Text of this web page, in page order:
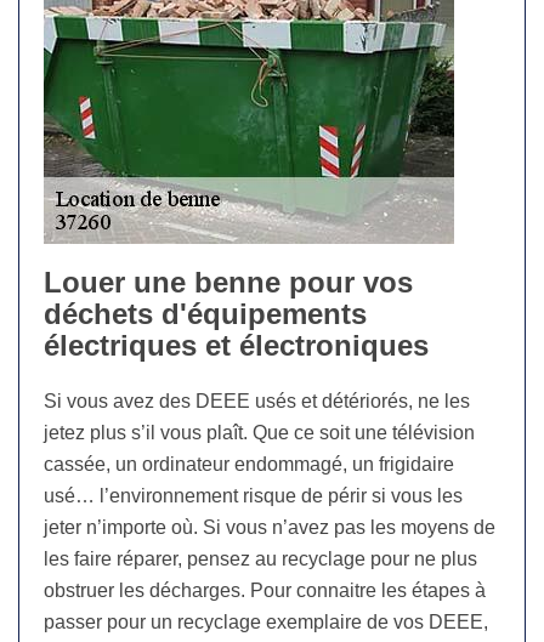
Louer une benne pour vos
déchets d'équipements
électriques et électroniques
Si vous avez des DEEE usés et détériorés, ne les
jetez plus s’il vous plaît. Que ce soit une télévision
cassée, un ordinateur endommagé, un frigidaire
usé… l’environnement risque de périr si vous les
jeter n’importe où. Si vous n’avez pas les moyens de
les faire réparer, pensez au recyclage pour ne plus
obstruer les décharges. Pour connaitre les étapes à
passer pour un recyclage exemplaire de vos DEEE,